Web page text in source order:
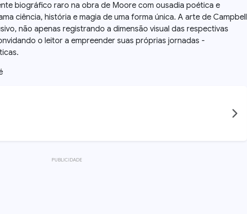
biográfico raro na obra de Moore com ousadia poética e
ciência, história e magia de uma forma única. A arte de Campbell
não apenas registrando a dimensão visual das respectivas
o leitor a empreender suas próprias jornadas -